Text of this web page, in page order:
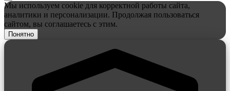
Мы используем cookie для корректной работы сайта,
аналитики и персонализации. Продолжая пользоваться
сайтом, вы соглашаетесь с этим.
Понятно